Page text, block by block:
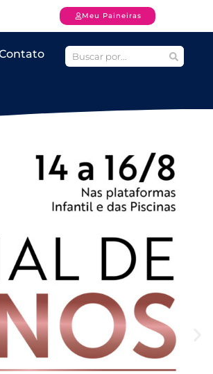
Meu Paineiras